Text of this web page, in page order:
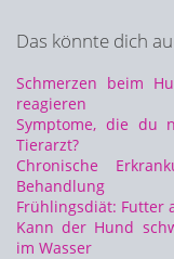
Das könnte dich
Schmerzen beim
reagieren
Symptome, die du
Tierarzt?
Chronische
Behandlung
Frühlingsdiät: Futter
Kann der Hund
im Wasser